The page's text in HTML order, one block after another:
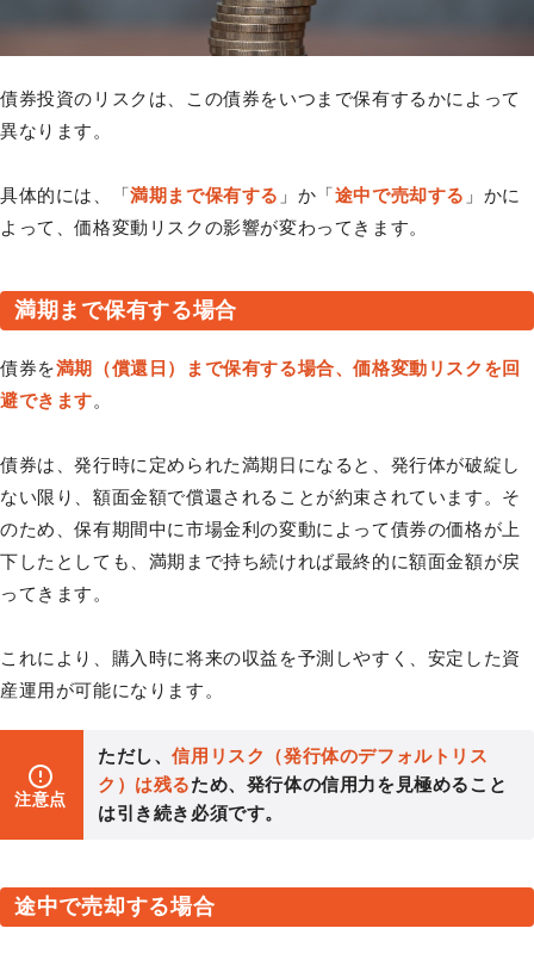
債券投資のリスクは、この債券をいつまで保有するかによって
異なります。
具体的には、「満期まで保有する 」か「途中で売却する 」かに
よって、価格変動リスクの影響が変わってきます。
満期まで保有する場合
債券を満期（償還日）まで保有する場合、価格変動リスクを回
避できます。
債券は、発行時に定められた満期日になると、発行体が破綻し
ない限り、額面金額で償還されることが約束されています。そ
のため、保有期間中に市場金利の変動によって債券の価格が上
下したとしても、満期まで持ち続ければ最終的に額面金額が戻
ってきます。
これにより、購入時に将来の収益を予測しやすく、安定した資
産運用が可能になります。
注意点
ただし、信用リスク（発行体のデフォルトリス
ク）は残るため、発行体の信用力を見極めること
は引き続き必須です。
途中で売却する場合